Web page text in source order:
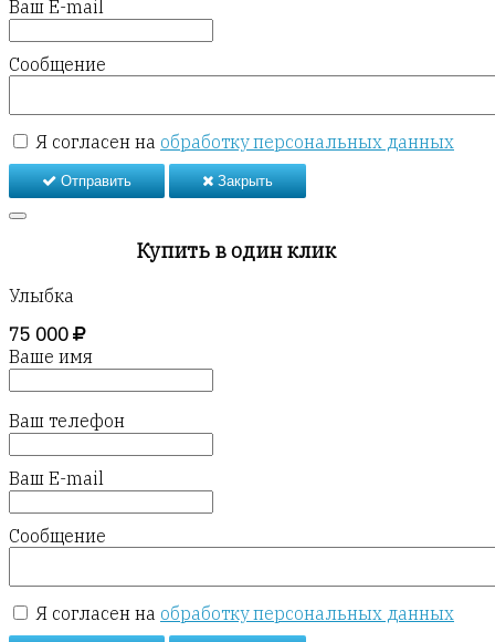
Ваш E-mail
Сообщение
Я согласен на обработку персональных данных
Отправить Закрыть
Купить в один клик
Улыбка
75 000
Ваше имя
Ваш телефон
Ваш E-mail
Сообщение
Я согласен на обработку персональных данных